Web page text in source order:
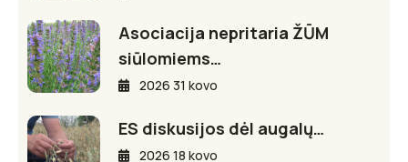
Asociacija nepritaria ŽŪM
siūlomiems…
2026 31 kovo
ES diskusijos dėl augalų…
2026 18 kovo